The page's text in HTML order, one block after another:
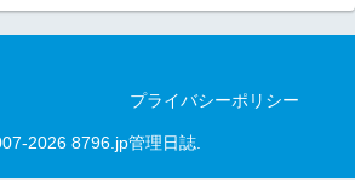
プライバシーポリシー
2026 8796.jp管理日誌.